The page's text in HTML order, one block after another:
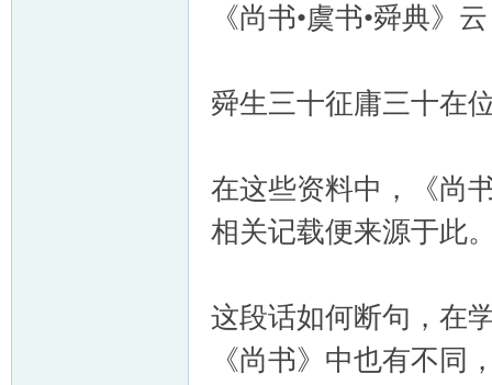
《尚书•虞书•舜典》
舜生三十征庸三十在
在这些资料中，《尚
相关记载便来源于此
这段话如何断句，在
《尚书》中也有不同